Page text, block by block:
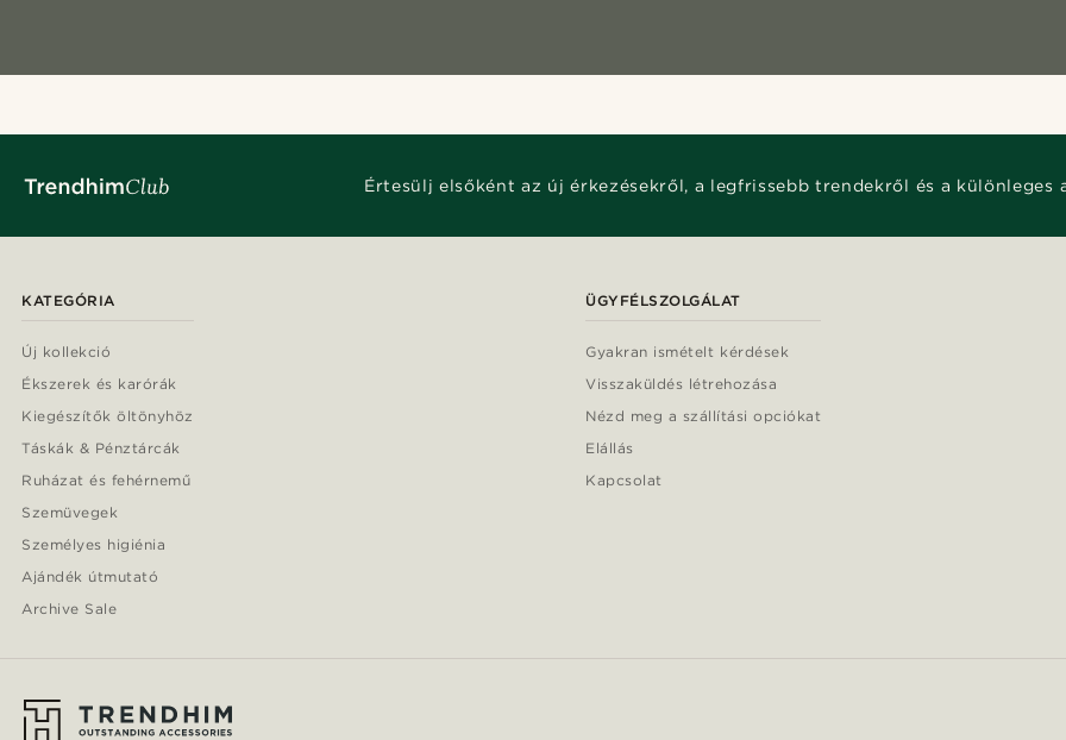
Értesülj elsőként az új érkezésekről, a legfrissebb trendekről és a különleges
KATEGÓRIA
Új kollekció
Ékszerek és karórák
Kiegészítők öltönyhöz
Táskák & Pénztárcák
Ruházat és fehérnemű
Szemüvegek
Személyes higiénia
Ajándék útmutató
Archive Sale
ÜGYFÉLSZOLGÁLAT
Gyakran ismételt kérdések
Visszaküldés létrehozása
Nézd meg a szállítási opciókat
Elállás
Kapcsolat